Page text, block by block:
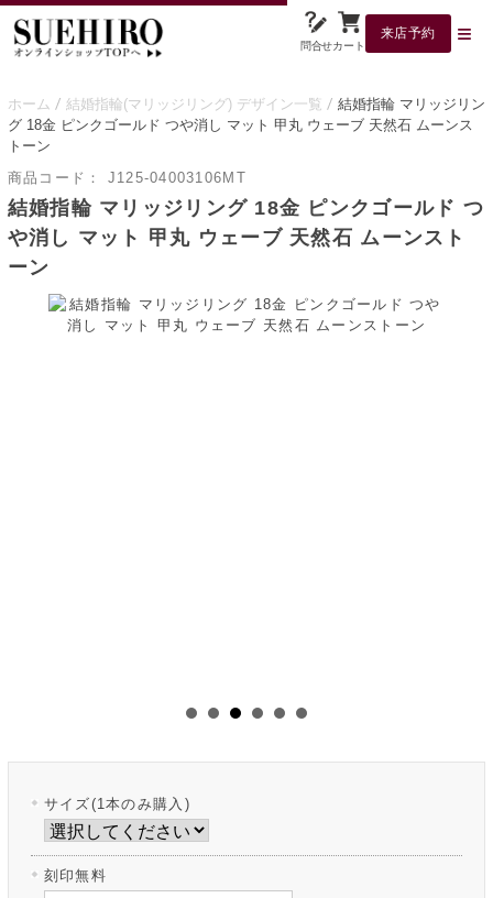
問合せカート
来店予約
ホーム 結婚指輪(マリッジリング) デザイン一覧
結婚指輪 マリッジリン
グ 18金 ピンクゴールド つや消し マット 甲丸 ウェーブ 天然石 ムーンス
トーン
商品コード：
J125-04003106MT
結婚指輪 マリッジリング 18金 ピンクゴールド つ
や消し マット 甲丸 ウェーブ 天然石 ムーンスト
ーン
サイズ(1本のみ購入)
刻印無料